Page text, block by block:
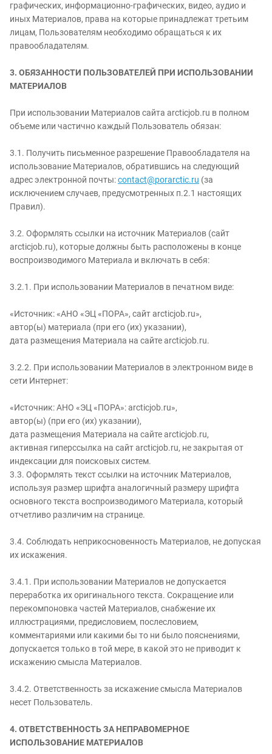
графических, информационно-графических, видео, аудио и
иных Материалов, права на которые принадлежат третьим
лицам, Пользователям необходимо обращаться к их
правообладателям.
3. ОБЯЗАННОСТИ ПОЛЬЗОВАТЕЛЕЙ ПРИ ИСПОЛЬЗОВАНИИ
МАТЕРИАЛОВ
При использовании Материалов сайта arcticjob.ru в полном
объеме или частично каждый Пользователь обязан:
3.1. Получить письменное разрешение Правообладателя на
использование Материалов, обратившись на следующий
адрес электронной почты:contact@porarctic.ru (за
исключением случаев, предусмотренных п.2.1 настоящих
Правил).
3.2. Оформлять ссылки на источник Материалов (сайт
arcticjob.ru), которые должны быть расположены в конце
воспроизводимого Материала и включать в себя:
3.2.1. При использовании Материалов в печатном виде:
«Источник: «АНО «ЭЦ «ПОРА», сайт arcticjob.ru»,
автор(ы) материала (при его (их) указании),
дата размещения Материала на сайте arcticjob.ru.
3.2.2. При использовании Материалов в электронном виде в
сети Интернет:
«Источник: АНО «ЭЦ «ПОРА»: arcticjob.ru»,
автор(ы) (при его (их) указании),
дата размещения Материала на сайте arcticjob.ru,
активная гиперссылка на сайт arcticjob.ru, не закрытая от
индексации для поисковых систем.
3.3. Оформлять текст ссылки на источник Материалов,
используя размер шрифта аналогичный размеру шрифта
основного текста воспроизводимого Материала, который
отчетливо различим на странице.
3.4. Соблюдать неприкосновенность Материалов, не допуская
их искажения.
3.4.1. При использовании Материалов не допускается
переработка их оригинального текста. Сокращение или
перекомпоновка частей Материалов, снабжение их
иллюстрациями, предисловием, послесловием,
комментариями или какими бы то ни было пояснениями,
допускается только в той мере, в какой это не приводит к
искажению смысла Материалов.
3.4.2. Ответственность за искажение смысла Материалов
несет Пользователь.
4. ОТВЕТСТВЕННОСТЬ ЗА НЕПРАВОМЕРНОЕ
ИСПОЛЬЗОВАНИЕ МАТЕРИАЛОВ